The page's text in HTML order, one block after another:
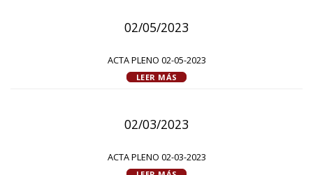
02/05/2023
ACTA PLENO 02-05-2023
LEER MÁS
02/03/2023
ACTA PLENO 02-03-2023